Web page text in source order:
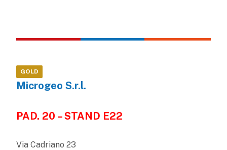
GOLD
Microgeo S.r.l.
PAD. 20 – STAND E22
Via Cadriano 23